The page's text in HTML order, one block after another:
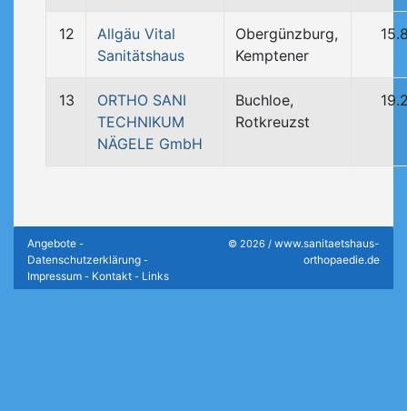
12
Allgäu Vital
Sanitätshaus
Obergünzburg,
Kemptener
13
ORTHO SANI
TECHNIKUM
NÄGELE GmbH
Buchloe,
Rotkreuzst
Angebote -
Datenschutzerklärung -
Impressum - Kontakt - Links
© 2026 / www.sanitaetshaus-
orthopaedie.de